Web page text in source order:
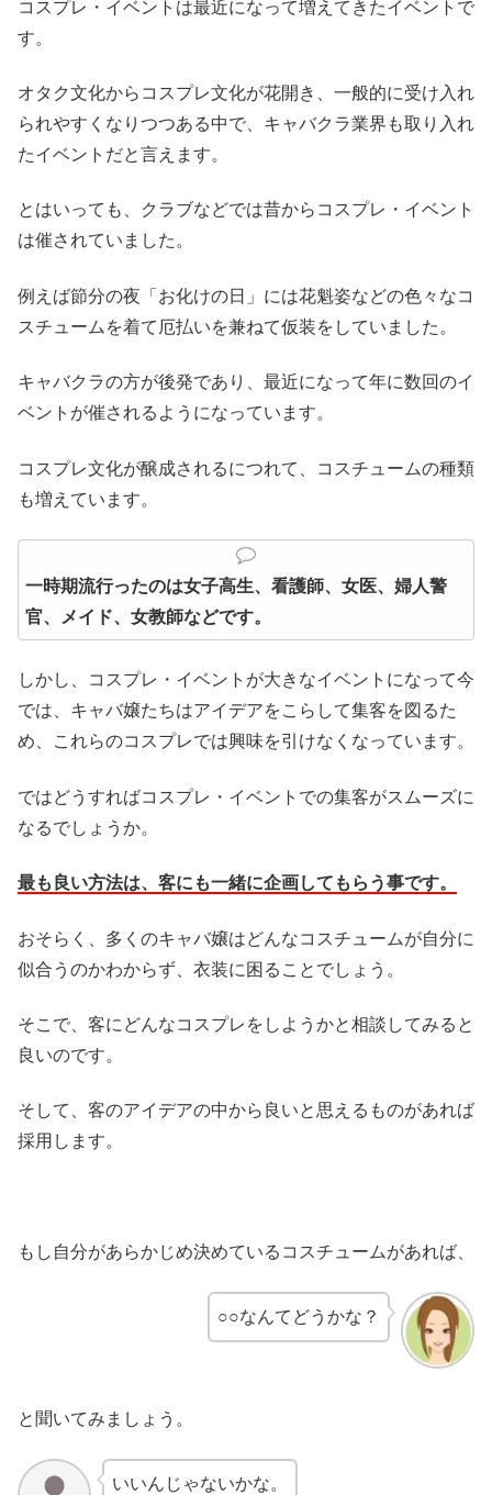
コスプレ・イベントは最近になって増えてきたイベントで
す。
オタク文化からコスプレ文化が花開き、一般的に受け入れ
られやすくなりつつある中で、キャバクラ業界も取り入れ
たイベントだと言えます。
とはいっても、クラブなどでは昔からコスプレ・イベント
は催されていました。
例えば節分の夜「お化けの日」には花魁姿などの色々なコ
スチュームを着て厄払いを兼ねて仮装をしていました。
キャバクラの方が後発であり、最近になって年に数回のイ
ベントが催されるようになっています。
コスプレ文化が醸成されるにつれて、コスチュームの種類
も増えています。
一時期流行ったのは女子高生、看護師、女医、婦人警
官、メイド、女教師などです。
しかし、コスプレ・イベントが大きなイベントになって今
では、キャバ嬢たちはアイデアをこらして集客を図るた
め、これらのコスプレでは興味を引けなくなっています。
ではどうすればコスプレ・イベントでの集客がスムーズに
なるでしょうか。
最も良い方法は、客にも一緒に企画してもらう事です。
おそらく、多くのキャバ嬢はどんなコスチュームが自分に
似合うのかわからず、衣装に困ることでしょう。
そこで、客にどんなコスプレをしようかと相談してみると
良いのです。
そして、客のアイデアの中から良いと思えるものがあれば
採用します。
もし自分があらかじめ決めているコスチュームがあれば、
○○なんてどうかな？
と聞いてみましょう。
いいんじゃないかな。